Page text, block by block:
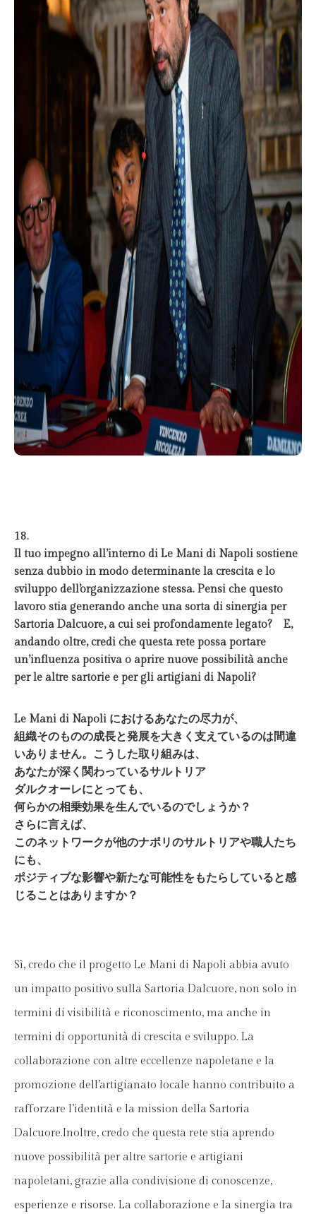
18.
Il tuo impegno all’interno di Le Mani di Napoli sostiene
senza dubbio in modo determinante la crescita e lo
sviluppo dell’organizzazione stessa. Pensi che questo
lavoro stia generando anche una sorta di sinergia per
Sartoria Dalcuore, a cui sei profondamente legato? E,
andando oltre, credi che questa rete possa portare
un’influenza positiva o aprire nuove possibilità anche
per le altre sartorie e per gli artigiani di Napoli?
Le Mani di Napoli におけるあなたの尽力が、
組織そのものの成長と発展を大きく支えているのは間違
いありません。こうした取り組みは、
あなたが深く関わっているサルトリア
ダルクオーレにとっても、
何らかの相乗効果を生んでいるのでしょうか？
さらに言えば、
このネットワークが他のナポリのサルトリアや職人たち
にも、
ポジティブな影響や新たな可能性をもたらしていると感
じることはありますか？
Sì, credo che il progetto Le Mani di Napoli abbia avuto
un impatto positivo sulla Sartoria Dalcuore, non solo in
termini di visibilità e riconoscimento, ma anche in
termini di opportunità di crescita e sviluppo. La
collaborazione con altre eccellenze napoletane e la
promozione dell’artigianato locale hanno contribuito a
rafforzare l’identità e la mission della Sartoria
Dalcuore.Inoltre, credo che questa rete stia aprendo
nuove possibilità per altre sartorie e artigiani
napoletani, grazie alla condivisione di conoscenze,
esperienze e risorse. La collaborazione e la sinergia tra